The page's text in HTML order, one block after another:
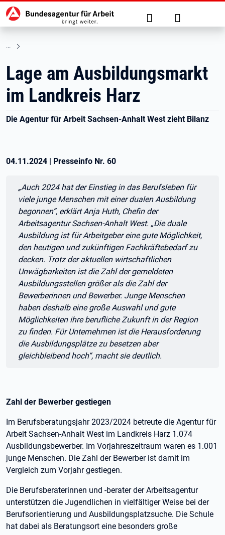
zu den Hauptinhalten springen
Hauptnavigation Suche Anmelden
Lage am Ausbildungsmarkt
im Landkreis Harz
Die Agentur für Arbeit Sachsen-Anhalt West zieht Bilanz
04.11.2024 | Presseinfo Nr. 60
Zitat:
„Auch 2024 hat der Einstieg in das Berufsleben für
viele junge Menschen mit einer dualen Ausbildung
begonnen“, erklärt Anja Huth, Chefin der
Arbeitsagentur Sachsen-Anhalt West. „Die duale
Ausbildung ist für Arbeitgeber eine gute Möglichkeit,
den heutigen und zukünftigen Fachkräftebedarf zu
decken. Trotz der aktuellen wirtschaftlichen
Unwägbarkeiten ist die Zahl der gemeldeten
Ausbildungsstellen größer als die Zahl der
Bewerberinnen und Bewerber. Junge Menschen
haben deshalb eine große Auswahl und gute
Möglichkeiten ihre berufliche Zukunft in der Region
zu finden. Für Unternehmen ist die Herausforderung
die Ausbildungsplätze zu besetzen aber
gleichbleibend hoch“, macht sie deutlich.
Zahl der Bewerber gestiegen
Im Berufsberatungsjahr 2023/2024 betreute die Agentur für
Arbeit Sachsen-Anhalt West im Landkreis Harz 1.074
Ausbildungsbewerber. Im Vorjahreszeitraum waren es 1.001
junge Menschen. Die Zahl der Bewerber ist damit im
Vergleich zum Vorjahr gestiegen.
Die Berufsberaterinnen und -berater der Arbeitsagentur
unterstützen die Jugendlichen in vielfältiger Weise bei der
Berufsorientierung und Ausbildungsplatzsuche. Die Schule
hat dabei als Beratungsort eine besonders große